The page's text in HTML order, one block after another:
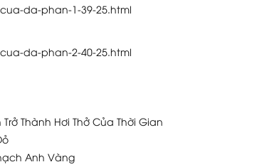
da-phan-1-39-25.html
da-phan-2-40-25.html
Thành Hơi Thở Của Thời Gian
Anh Vàng